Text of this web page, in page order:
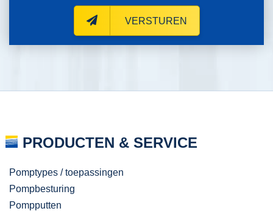
VERSTUREN
PRODUCTEN & SERVICE
Pomptypes / toepassingen
Pompbesturing
Pompputten